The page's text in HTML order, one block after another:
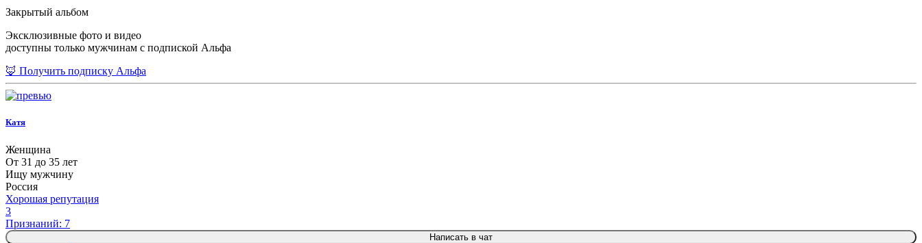
Закрытый альбом
Эксклюзивные фото и видео
доступны только мужчинам с подпиской Альфа
🦊 Получить подписку Альфа
Катя
Женщина
От 31 до 35 лет
Ищу мужчину
Россия
Хорошая репутация
3
Признаний: 7
Написать в чат